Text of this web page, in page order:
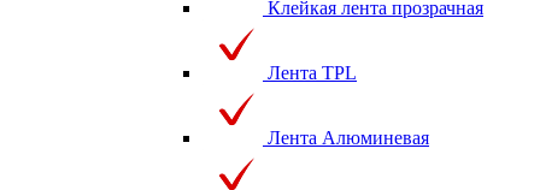
Клейкая лента прозрачная
Лента TPL
Лента Алюминевая